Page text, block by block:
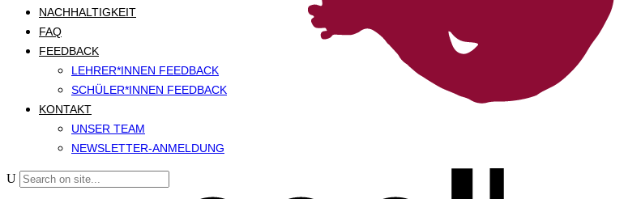
NACHHALTIGKEIT
FAQ
FEEDBACK
LEHRER*INNEN FEEDBACK
SCHÜLER*INNEN FEEDBACK
KONTAKT
UNSER TEAM
NEWSLETTER-ANMELDUNG